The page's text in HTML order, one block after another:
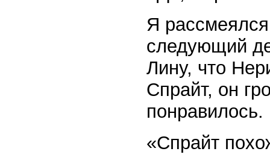
Я
следующий
Лину, что
Спрайт, он
понравилось.
«Спрайт